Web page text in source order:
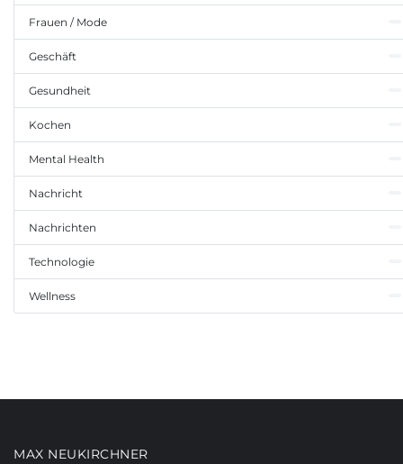
Frauen / Mode
Geschäft
Gesundheit
Kochen
Mental Health
Nachricht
Nachrichten
Technologie
Wellness
MAX NEUKIRCHNER